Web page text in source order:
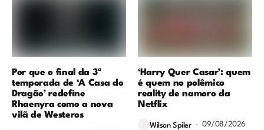
Por que o final da 3ª
temporada de ‘A Casa do
Dragão’ redefine
Rhaenyra como a nova
vilã de Westeros
‘Harry Quer Casar’: quem
é quem no polêmico
reality de namoro da
Netflix
Wilson Spiler 09/08/2026